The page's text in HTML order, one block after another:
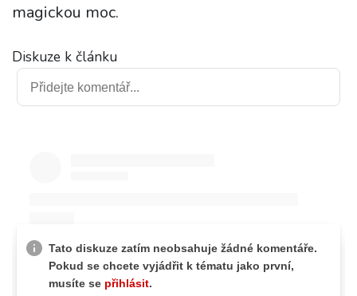
magickou moc.
Diskuze k článku